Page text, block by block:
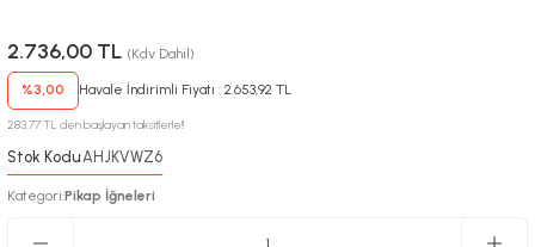
2.736,00 TL (Kdv Dahil)
%3,00 Havale İndirimli Fiyatı : 2.653,92 TL
283,77 TL den başlayan taksitlerle!!
Stok Kodu:AHJKVWZ6
Kategori:Pikap İğneleri